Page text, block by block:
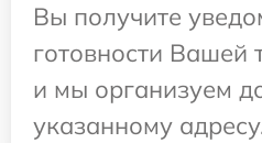
Вы получите
готовности Вашей
и мы организуем
указанному